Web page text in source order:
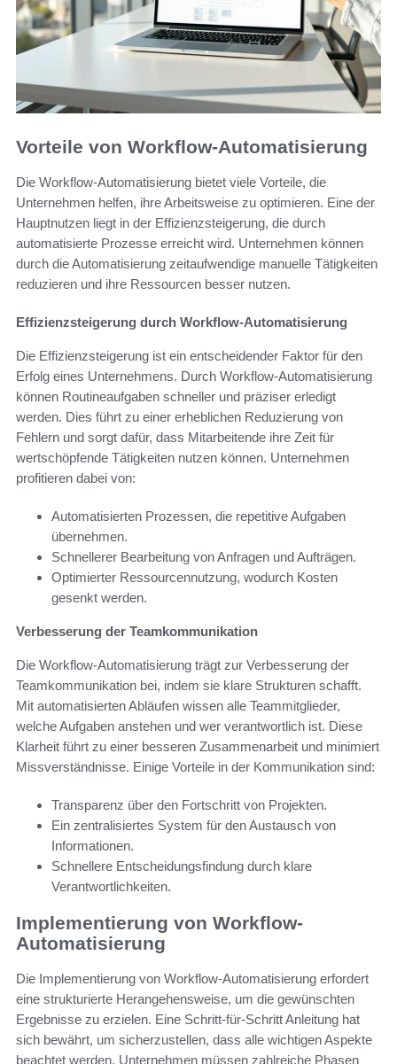
Vorteile von Workflow-Automatisierung
Die Workflow-Automatisierung bietet viele Vorteile, die
Unternehmen helfen, ihre Arbeitsweise zu optimieren. Eine der
Hauptnutzen liegt in der Effizienzsteigerung, die durch
automatisierte Prozesse erreicht wird. Unternehmen können
durch die Automatisierung zeitaufwendige manuelle Tätigkeiten
reduzieren und ihre Ressourcen besser nutzen.
Effizienzsteigerung durch Workflow-Automatisierung
Die Effizienzsteigerung ist ein entscheidender Faktor für den
Erfolg eines Unternehmens. Durch Workflow-Automatisierung
können Routineaufgaben schneller und präziser erledigt
werden. Dies führt zu einer erheblichen Reduzierung von
Fehlern und sorgt dafür, dass Mitarbeitende ihre Zeit für
wertschöpfende Tätigkeiten nutzen können. Unternehmen
profitieren dabei von:
Automatisierten Prozessen, die repetitive Aufgaben
übernehmen.
Schnellerer Bearbeitung von Anfragen und Aufträgen.
Optimierter Ressourcennutzung, wodurch Kosten
gesenkt werden.
Verbesserung der Teamkommunikation
Die Workflow-Automatisierung trägt zur Verbesserung der
Teamkommunikation bei, indem sie klare Strukturen schafft.
Mit automatisierten Abläufen wissen alle Teammitglieder,
welche Aufgaben anstehen und wer verantwortlich ist. Diese
Klarheit führt zu einer besseren Zusammenarbeit und minimiert
Missverständnisse. Einige Vorteile in der Kommunikation sind:
Transparenz über den Fortschritt von Projekten.
Ein zentralisiertes System für den Austausch von
Informationen.
Schnellere Entscheidungsfindung durch klare
Verantwortlichkeiten.
Implementierung von Workflow-
Automatisierung
Die Implementierung von Workflow-Automatisierung erfordert
eine strukturierte Herangehensweise, um die gewünschten
Ergebnisse zu erzielen. Eine Schritt-für-Schritt Anleitung hat
sich bewährt, um sicherzustellen, dass alle wichtigen Aspekte
beachtet werden. Unternehmen müssen zahlreiche Phasen